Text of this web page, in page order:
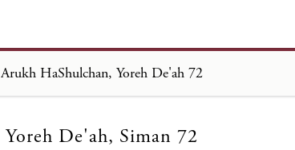
Arukh HaShulchan, Yoreh De'ah 72
Yoreh De'ah, Siman 72